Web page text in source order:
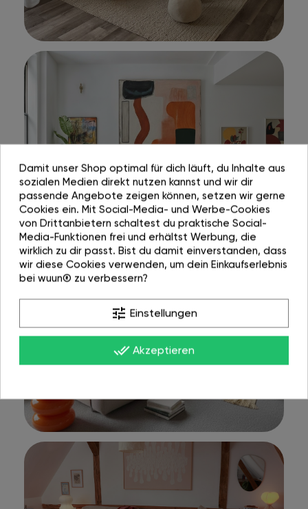
Damit unser Shop optimal für dich läuft, du Inhalte aus
sozialen Medien direkt nutzen kannst und wir dir
passende Angebote zeigen können, setzen wir gerne
Cookies ein. Mit Social-Media- und Werbe-Cookies
von Drittanbietern schaltest du praktische Social-
Media-Funktionen frei und erhältst Werbung, die
wirklich zu dir passt. Bist du damit einverstanden, dass
wir diese Cookies verwenden, um dein Einkaufserlebnis
bei wuun® zu verbessern?
tune Einstellungen
done_all Akzeptieren